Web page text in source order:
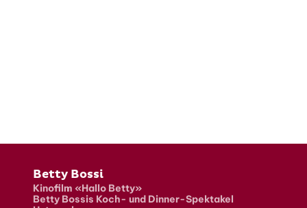
Fusszeile
Betty Bossi
Kinofilm «Hallo Betty»
Betty Bossis Koch- und Dinner-Spektakel